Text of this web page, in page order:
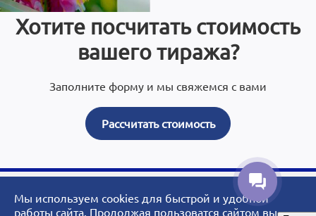
Хотите посчитать стоимость
вашего тиража?
Заполните форму и мы свяжемся с вами
Рассчитать стоимость
© 2007 - 2026 ArtoPrint.RU|«АртоПринт» - типография, рекламное
Мы используем cookies для быстрой и удобной
работы сайта. Продолжая пользоватся сайтом вы